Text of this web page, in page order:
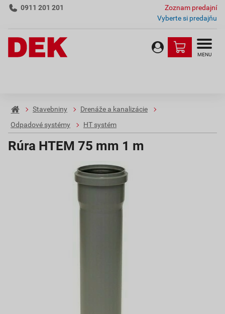
0911 201 201
Zoznam predajní
Vyberte si predajňu
MENU
Stavebniny
Drenáže a kanalizácie
Odpadové systémy
HT systém
Rúra HTEM 75 mm 1 m